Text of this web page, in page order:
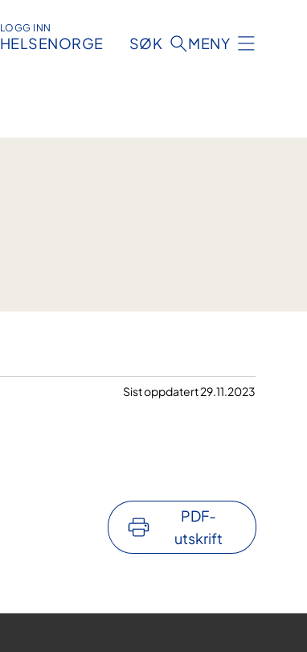
LOGG INN
HELSENORGE SØK MENY
Sist oppdatert 29.11.2023
PDF-
utskrift